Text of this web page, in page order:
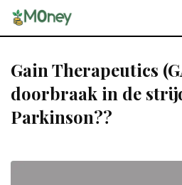
Gain Therapeutics
doorbraak in de
Parkinson??